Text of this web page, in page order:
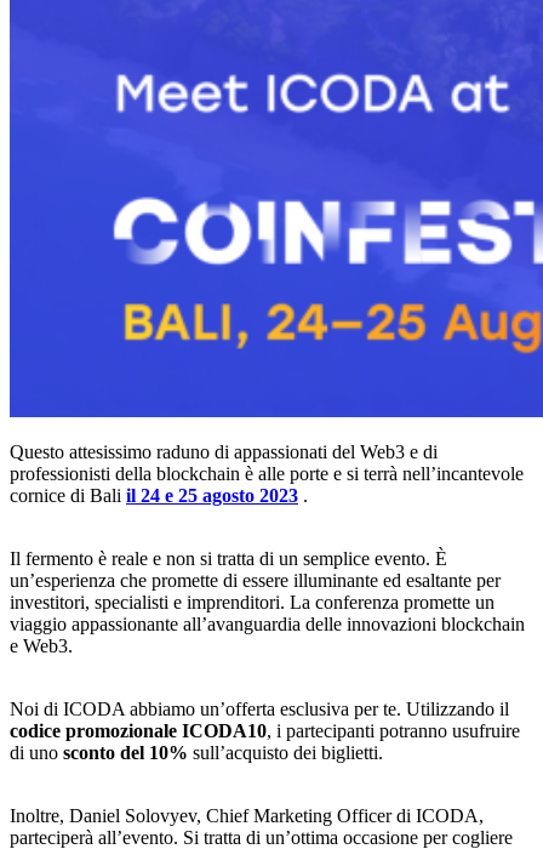
Questo attesissimo raduno di appassionati del Web3 e di
professionisti della blockchain è alle porte e si terrà nell’incantevole
cornice di Bali il 24 e 25 agosto 2023 .
Il fermento è reale e non si tratta di un semplice evento. È
un’esperienza che promette di essere illuminante ed esaltante per
investitori, specialisti e imprenditori. La conferenza promette un
viaggio appassionante all’avanguardia delle innovazioni blockchain
e Web3.
Noi di ICODA abbiamo un’offerta esclusiva per te. Utilizzando il
codice promozionale ICODA10, i partecipanti potranno usufruire
di uno sconto del 10% sull’acquisto dei biglietti.
Inoltre, Daniel Solovyev, Chief Marketing Officer di ICODA,
parteciperà all’evento. Si tratta di un’ottima occasione per cogliere